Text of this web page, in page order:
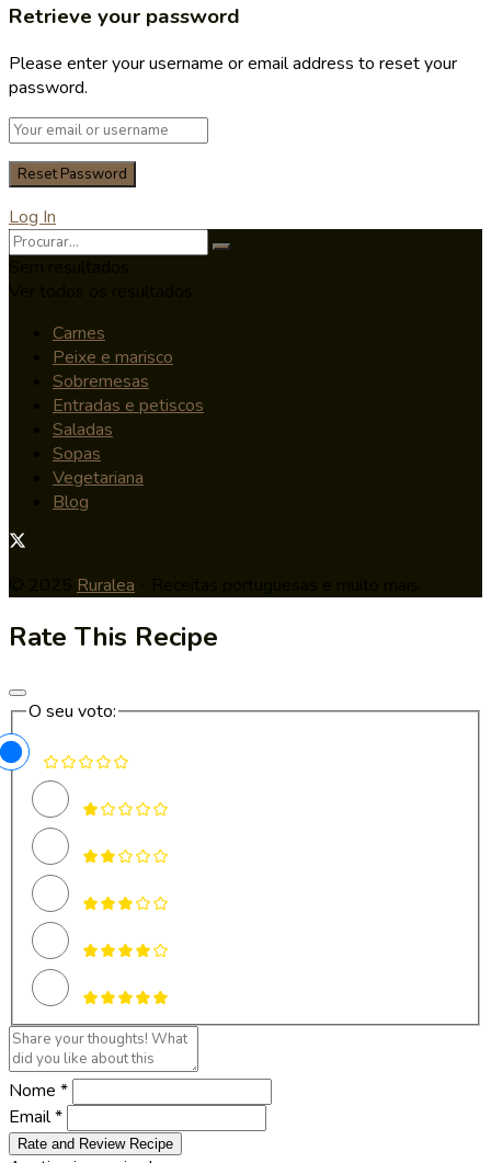
Retrieve your password
Please enter your username or email address to reset your
password.
Log In
Carnes
Peixe e marisco
Sobremesas
Entradas e petiscos
Saladas
Sopas
Vegetariana
Blog
Ruralea
Rate This Recipe
O seu voto:
Nome *
Email *
Rate and Review Recipe